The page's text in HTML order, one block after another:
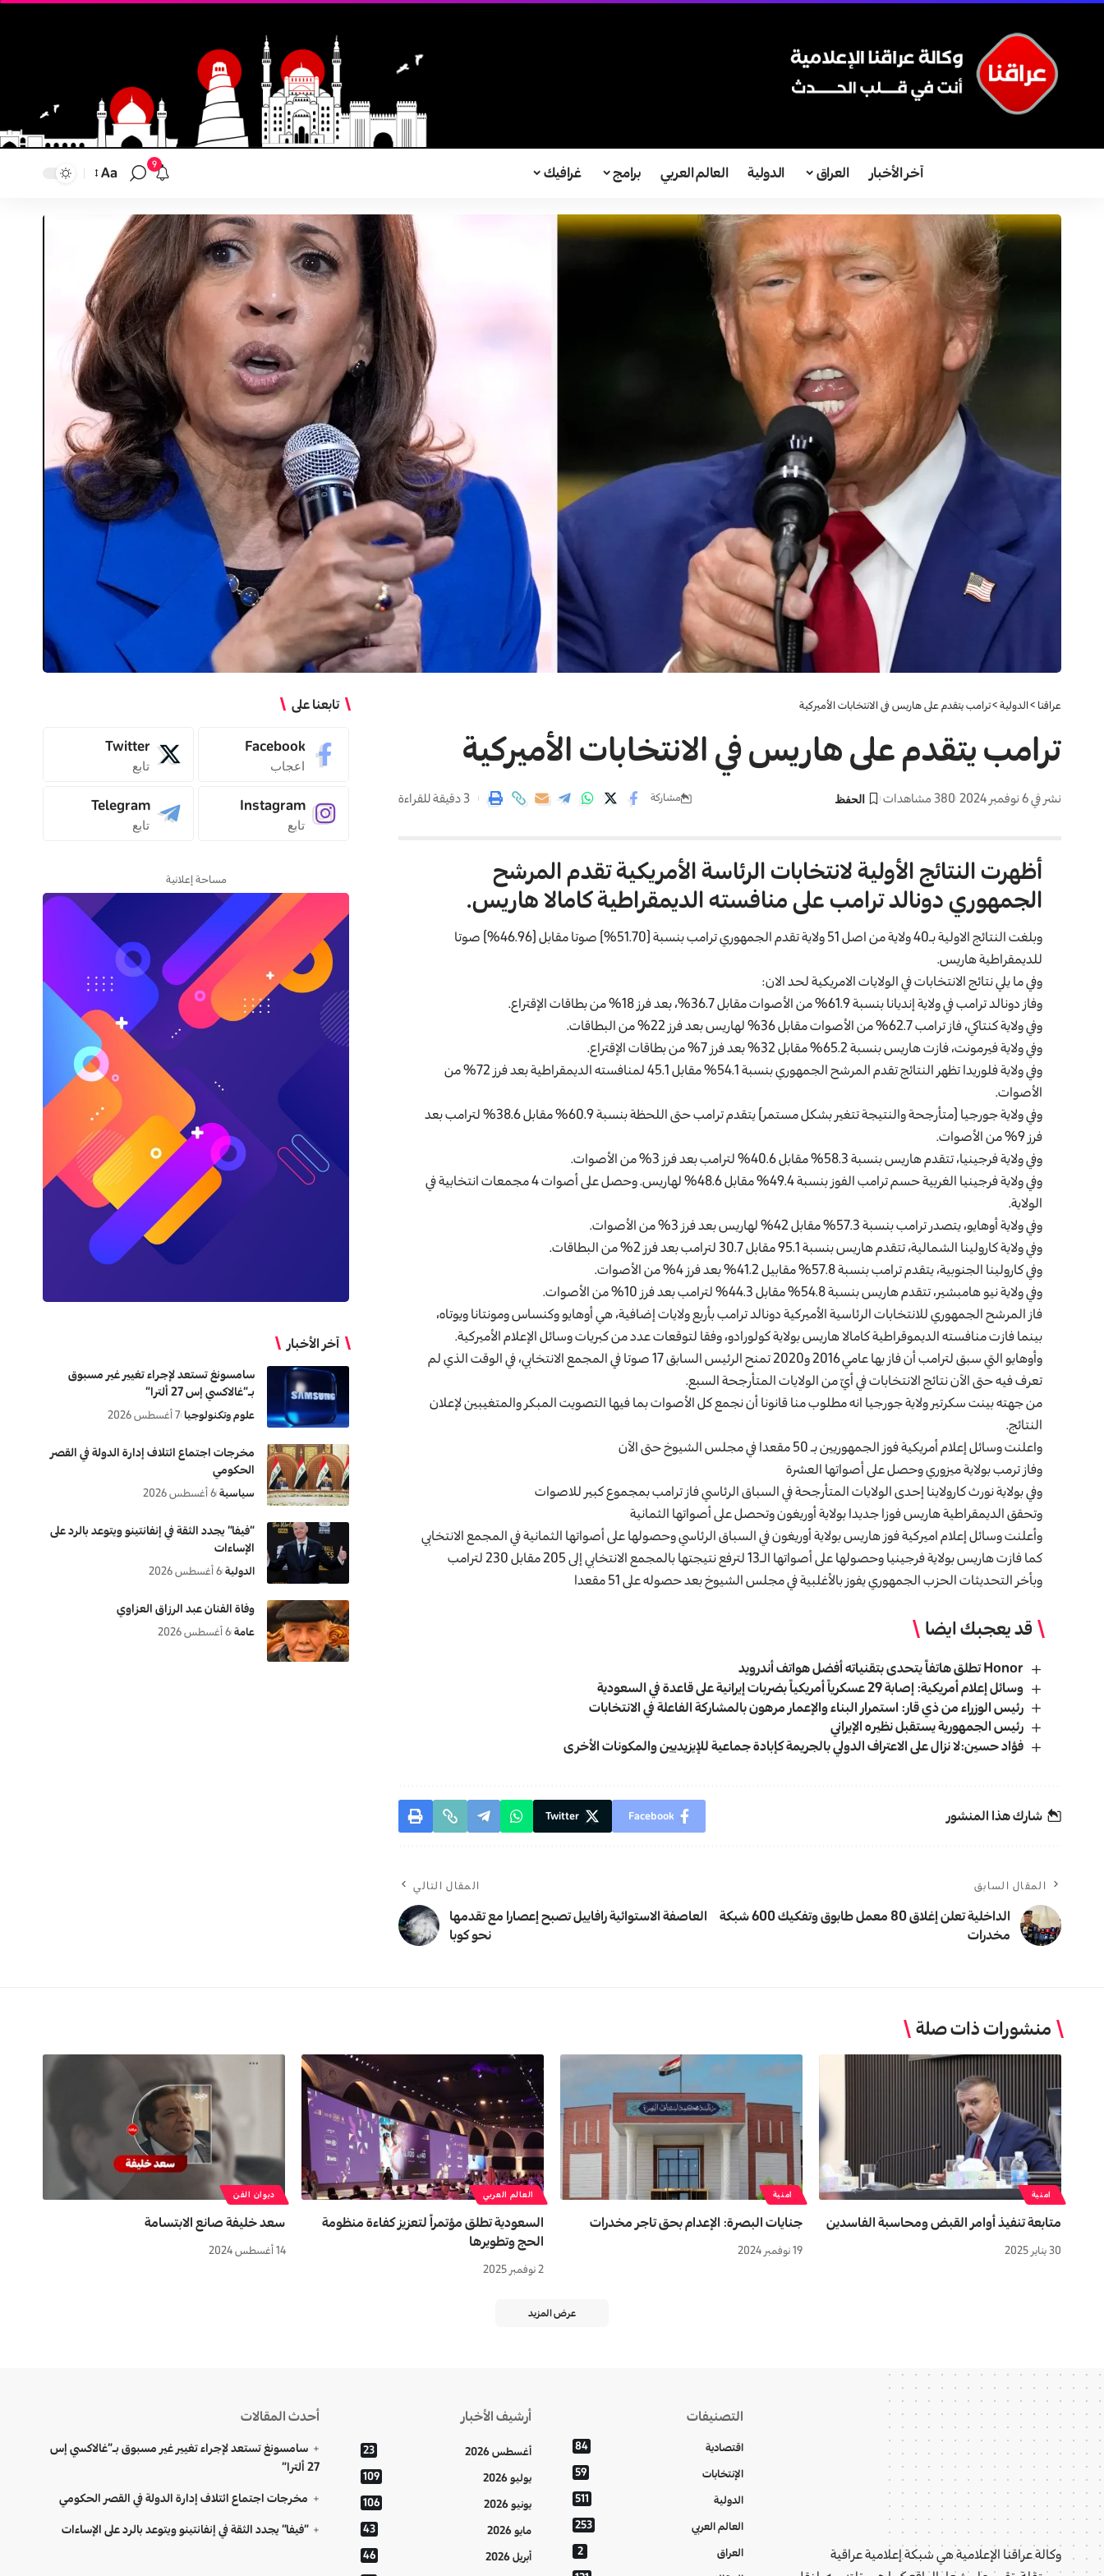
آخر الأخبار العراق الدولية العالم العربي برامج غرافيك 9
تغيير
Aa
عراقنا >الدولية>ترامب يتقدم على هاريس في الانتخابات الأميركية
ترامب يتقدم على هاريس في الانتخابات الأميركية
نشر في 6 نوفمبر 2024 380 مشاهدات مشاركة 3 دقيقة للقراءة
أظهرت النتائج الأولية لانتخابات الرئاسة الأمريكية تقدم المرشح
الجمهوري دونالد ترامب على منافسته الديمقراطية كامالا هاريس.
وبلغت النتائج الاولية بـ40 ولاية من اصل 51 ولاية تقدم الجمهوري ترامب بنسبة (51.70%) صوتا مقابل (46.96%) صوتا
للديمقراطية هاريس.
وفي ما يلي نتائج الانتخابات في الولايات الامريكية لحد الان:
وفاز دونالد ترامب في ولاية إنديانا بنسبة 61.9% من الأصوات مقابل 36.7%، بعد فرز 18% من بطاقات الإقتراع.
وفي ولاية كنتاكي، فاز ترامب 62.7% من الأصوات مقابل 36% لهاريس بعد فرز 22% من البطاقات.
وفي ولاية فيرمونت، فازت هاريس بنسبة 65.2% مقابل 32% بعد فرز 7% من بطاقات الإقتراع.
وفي ولاية فلوريدا تظهر النتائج تقدم المرشح الجمهوري بنسبة 54.1% مقابل 45.1 لمنافسته الديمقراطية بعد فرز 72% من
الأصوات.
وفي ولاية جورجيا (متأرجحة والنتيجة تتغير بشكل مستمر) يتقدم ترامب حتى اللحظة بنسبة 60.9% مقابل 38.6% لترامب بعد
فرز 9% من الأصوات.
وفي ولاية فرجينيا، تتقدم هاريس بنسبة 58.3% مقابل 40.6% لترامب بعد فرز 3% من الأصوات.
وفي ولاية فرجينيا الغربية حسم ترامب الفوز بنسبة 49.4% مقابل 48.6% لهاريس. وحصل على أصوات 4 مجمعات انتخابية في
الولاية.
وفي ولاية أوهايو، يتصدر ترامب بنسبة 57.3% مقابل 42% لهاريس بعد فرز 3% من الأصوات.
وفي ولاية كارولينا الشمالية، تتقدم هاريس بنسبة 95.1 مقابل 30.7 لترامب بعد فرز 2% من البطاقات.
وفي كارولينا الجنوبية، يتقدم ترامب بنسبة 57.8% مقابيل 41.2% بعد فرز 4% من الأصوات.
وفي ولاية نيو هامبشير، تتقدم هاريس بنسبة 54.8% مقابل 44.3% لترامب بعد فرز 10% من الأصوات.
فاز المرشح الجمهوري للانتخابات الرئاسية الأميركية دونالد ترامب بأربع ولايات إضافية، هي أوهايو وكنساس ومونتانا ويوتاه،
بينما فازت منافسته الديموقراطية كامالا هاريس بولاية كولورادو، وفقا لتوقعات عدد من كبريات وسائل الإعلام الأميركية.
وأوهايو التي سبق لترامب أن فاز بها عامي 2016 و2020 تمنح الرئيس السابق 17 صوتا في المجمع الانتخابي، في الوقت الذي لم
تعرف فيه حتى الآن نتائج الانتخابات في أيّ من الولايات المتأرجحة السبع.
من جهته بينت سكرتير ولاية جورجيا انه مطلوب منا قانونا أن نجمع كل الأصوات بما فيها التصويت المبكر والمتغيبين لإعلان
النتائج.
واعلنت وسائل إعلام أمريكية فوز الجمهوريين بـ 50 مقعدا في مجلس الشيوخ حتى الآن
وفاز ترمب بولاية ميزوري وحصل على أصواتها العشرة
وفي بولاية نورث كارولاينا إحدى الولايات المتأرجحة في السباق الرئاسي فاز ترامب بمجموع كبير للاصوات
وتحقق الديمقراطية هاريس فوزا جديدا بولاية أوريغون وتحصل على أصواتها الثمانية
وأعلنت وسائل إعلام اميركية فوز هاريس بولاية أوريغون في السباق الرئاسي وحصولها على أصواتها الثمانية في المجمع الانتخابي
كما فازت هاريس بولاية فرجينيا وحصولها على أصواتها الـ13 لترفع نتيجتها بالمجمع الانتخابي إلى 205 مقابل 230 لترامب
وبأخر التحديثات الحزب الجمهوري يفوز بالأغلبية في مجلس الشيوخ بعد حصوله على 51 مقعدا
قد يعجبك ايضا
Honor تطلق هاتفاً يتحدى بتقنياته أفضل هواتف أندرويد
وسائل إعلام أمريكية: إصابة 29 عسكرياً أمريكياً بضربات إيرانية على قاعدة في السعودية
رئيس الوزراء من ذي قار: استمرار البناء والإعمار مرهون بالمشاركة الفاعلة في الانتخابات
رئيس الجمهورية يستقبل نظيره الإيراني
فؤاد حسين:لا نزال على الاعتراف الدولي بالجريمة كإبادة جماعية للإيزيديين والمكونات الأخرى
شارك هذا المنشور Facebook
Twitter
المقال السابق
الداخلية تعلن إغلاق 80 معمل طابوق وتفكيك 600 شبكة
مخدرات
المقال التالي
العاصفة الاستوائية رافاييل تصبح إعصارا مع تقدمها
نحو كوبا
تابعنا على
Facebook
اعجاب
Twitter
تابع
Instagram
تابع
Telegram
تابع
مساحة إعلانية
آخر الأخبار
سامسونغ تستعد لإجراء تغيير غير مسبوق
بـ”غالاكسي إس 27 ألترا”
علوم وتكنولوجيا 7 أغسطس 2026
مخرجات اجتماع ائتلاف إدارة الدولة في القصر
الحكومي
سياسية 6 أغسطس 2026
“فيفا” يجدد الثقة في إنفانتينو ويتوعد بالرد على
الإساءات
الدولية 6 أغسطس 2026
وفاة الفنان عبد الرزاق العزاوي
عامة 6 أغسطس 2026
منشورات ذات صلة
امنية
متابعة تنفيذ أوامر القبض ومحاسبة الفاسدين
30 يناير 2025
امنية
جنايات البصرة: الإعدام بحق تاجر مخدرات
19 نوفمبر 2024
العالم العربي
السعودية تطلق مؤتمراً لتعزيز كفاءة منظومة
الحج وتطويرها
2 نوفمبر 2025
ديوان الفن
سعد خليفة صانع الابتسامة
14 أغسطس 2024
عرض المزيد
وكالة عراقنا الإعلامية هي شبكة إعلامية عراقية
التصنيفات
اقتصادية 84
الإنتخابات 59
الدولية 511
العالم العربي 253
العراق 2
أرشيف الأخبار
أغسطس 2026 23
يوليو 2026 109
يونيو 2026 106
مايو 2026 43
أبريل 2026 46
أحدث المقالات
سامسونغ تستعد لإجراء تغيير غير مسبوق بـ”غالاكسي إس
27 ألترا”
مخرجات اجتماع ائتلاف إدارة الدولة في القصر الحكومي
“فيفا” يجدد الثقة في إنفانتينو ويتوعد بالرد على الإساءات